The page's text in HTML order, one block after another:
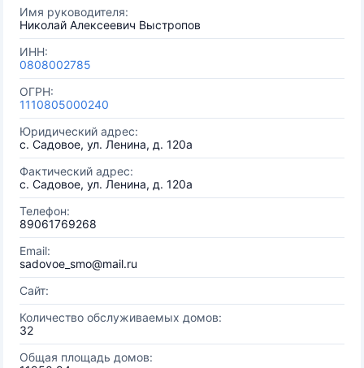
Имя руководителя:
Николай Алексеевич Выстропов
ИНН:
0808002785
ОГРН:
1110805000240
Юридический адрес:
с. Садовое, ул. Ленина, д. 120а
Фактический адрес:
с. Садовое, ул. Ленина, д. 120а
Телефон:
89061769268
Email:
sadovoe_smo@mail.ru
Сайт:
Количество обслуживаемых домов:
32
Общая площадь домов: